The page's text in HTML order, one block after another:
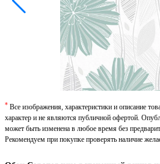
* Все изображения, характеристики и описание
характер и не являются публичной офертой.
может быть изменена в любое время без
Рекомендуем при покупке проверять наличие